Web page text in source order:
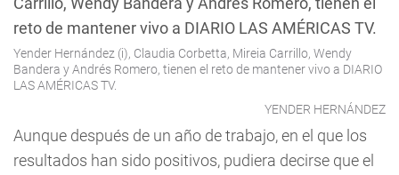
Yender Hernández (i), Claudia Corbetta, Mireia Carrillo, Wendy
Bandera y Andrés Romero, tienen el reto de mantener vivo a DIARIO
LAS AMÉRICAS TV.
YENDER HERNÁNDEZ
Aunque después de un año de trabajo, en el que los
resultados han sido positivos, pudiera decirse que el